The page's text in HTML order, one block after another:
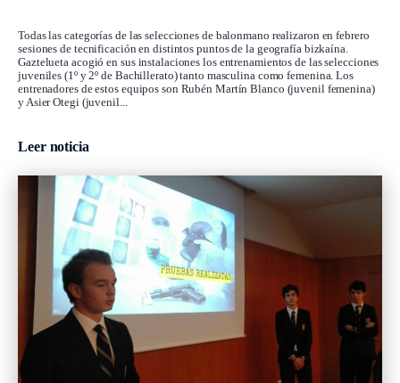
Todas las categorías de las selecciones de balonmano realizaron en febrero
sesiones de tecnificación en distintos puntos de la geografía bizkaína.
Gaztelueta acogió en sus instalaciones los entrenamientos de las selecciones
juveniles (1º y 2º de Bachillerato) tanto masculina como femenina. Los
entrenadores de estos equipos son Rubén Martín Blanco (juvenil femenina)
y Asier Otegi (juvenil...
Leer noticia